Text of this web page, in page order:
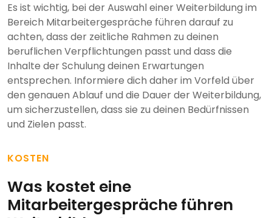
Es ist wichtig, bei der Auswahl einer Weiterbildung im
Bereich Mitarbeitergespräche führen darauf zu
achten, dass der zeitliche Rahmen zu deinen
beruflichen Verpflichtungen passt und dass die
Inhalte der Schulung deinen Erwartungen
entsprechen. Informiere dich daher im Vorfeld über
den genauen Ablauf und die Dauer der Weiterbildung,
um sicherzustellen, dass sie zu deinen Bedürfnissen
und Zielen passt.
KOSTEN
Was kostet eine
Mitarbeitergespräche führen